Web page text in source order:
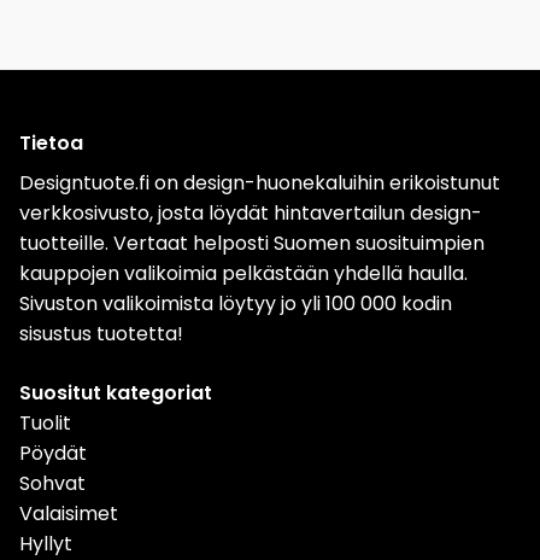
Tietoa
Designtuote.fi on design-huonekaluihin erikoistunut
verkkosivusto, josta löydät hintavertailun design-
tuotteille. Vertaat helposti Suomen suosituimpien
kauppojen valikoimia pelkästään yhdellä haulla.
Sivuston valikoimista löytyy jo yli 100 000 kodin
sisustus tuotetta!
Suositut kategoriat
Tuolit
Pöydät
Sohvat
Valaisimet
Hyllyt